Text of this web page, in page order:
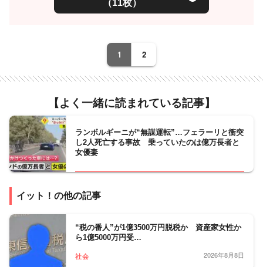
（11枚）
1 2
【よく一緒に読まれている記事】
ランボルギーニが“無謀運転”…フェラーリと衝突
し2人死亡する事故 乗っていたのは億万長者と
女優妻
イット！の他の記事
“税の番人”が1億3500万円脱税か 資産家女性か
ら1億5000万円受…
社会 2026年8月8日